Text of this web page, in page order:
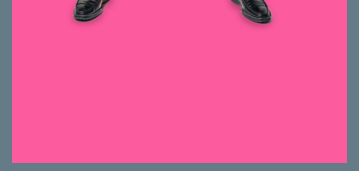
Anlagenbau, später auch im Automotive-
und Informatikbereich